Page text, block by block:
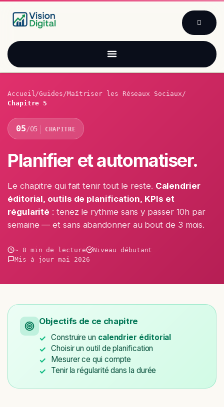
Se rendre au contenu
Accueil /Guides /Maîtriser les Réseaux Sociaux /
Chapitre 5
05/05 CHAPITRE
Planifier et automatiser.
Le chapitre qui fait tenir tout le reste. Calendrier
éditorial, outils de planification, KPIs et
régularité : tenez le rythme sans y passer 10h par
semaine — et sans abandonner au bout de 3 mois.
~ 8 min de lecture
Niveau débutant
Mis à jour mai 2026
Objectifs de ce chapitre
Construire un calendrier éditorial
Choisir un outil de planification
Mesurer ce qui compte
Tenir la régularité dans la durée